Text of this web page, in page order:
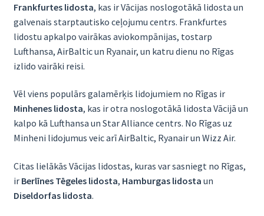
Frankfurtes lidosta, kas ir Vācijas noslogotākā lidosta un
galvenais starptautisko ceļojumu centrs. Frankfurtes
lidostu apkalpo vairākas aviokompānijas, tostarp
Lufthansa, AirBaltic un Ryanair, un katru dienu no Rīgas
izlido vairāki reisi.
Vēl viens populārs galamērķis lidojumiem no Rīgas ir
Minhenes lidosta, kas ir otra noslogotākā lidosta Vācijā un
kalpo kā Lufthansa un Star Alliance centrs. No Rīgas uz
Minheni lidojumus veic arī AirBaltic, Ryanair un Wizz Air.
Citas lielākās Vācijas lidostas, kuras var sasniegt no Rīgas,
ir Berlīnes Tēgeles lidosta, Hamburgas lidosta un
Diseldorfas lidosta.